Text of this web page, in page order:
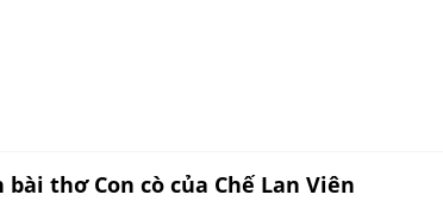
bài thơ Con cò của Chế Lan Viên